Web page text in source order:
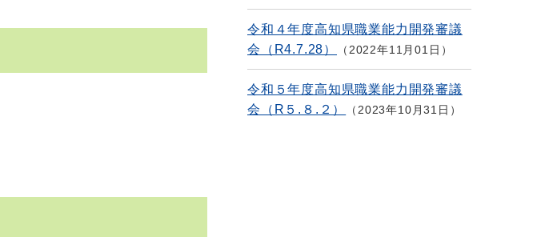
令和４年度高知県職業能力開発審議
会（R4.7.28）
2022年11月01日
令和５年度高知県職業能力開発審議
会（R５.８.２）
2023年10月31日